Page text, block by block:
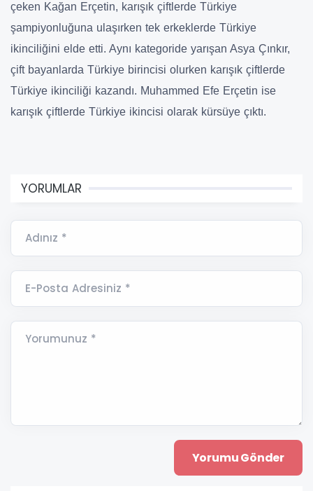
çeken Kağan Erçetin, karışık çiftlerde Türkiye
şampiyonluğuna ulaşırken tek erkeklerde Türkiye
ikinciliğini elde etti. Aynı kategoride yarışan Asya Çınkır,
çift bayanlarda Türkiye birincisi olurken karışık çiftlerde
Türkiye ikinciliği kazandı. Muhammed Efe Erçetin ise
karışık çiftlerde Türkiye ikincisi olarak kürsüye çıktı.
YORUMLAR
Adınız *
E-Posta Adresiniz *
Yorumunuz *